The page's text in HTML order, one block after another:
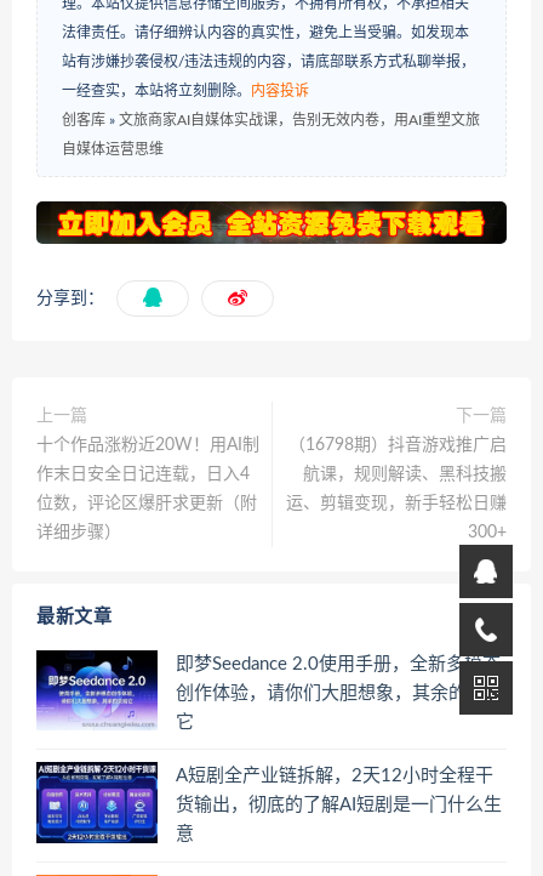
理。本站仅提供信息存储空间服务，不拥有所有权，不承担相关
法律责任。请仔细辨认内容的真实性，避免上当受骗。如发现本
站有涉嫌抄袭侵权/违法违规的内容，请底部联系方式私聊举报，
一经查实，本站将立刻删除。 内容投诉
创客库 » 文旅商家AI自媒体实战课，告别无效内卷，用AI重塑文旅
自媒体运营思维
分享到：
上一篇
十个作品涨粉近20W！用AI制
作末日安全日记连载，日入4
位数，评论区爆肝求更新（附
详细步骤）
下一篇
（16798期）抖音游戏推广启
航课，规则解读、黑科技搬
运、剪辑变现，新手轻松日赚
300+
最新文章
即梦Seedance 2.0使用手册，全新多模态
创作体验，请你们大胆想象，其余的交给
它
A短剧全产业链拆解，2天12小时全程干
货输出，彻底的了解AI短剧是一门什么生
意